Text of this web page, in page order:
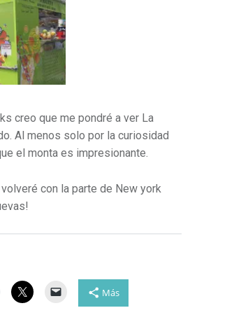
creo que me pondré a ver La
Al menos solo por la curiosidad
el monta es impresionante.
con la parte de New york
Más